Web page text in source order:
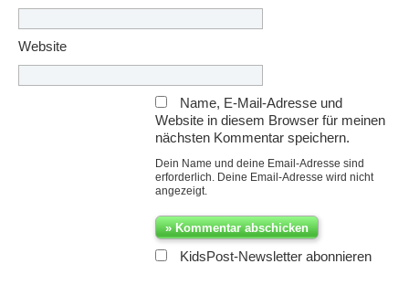
Website
Name, E-Mail-Adresse und
Website in diesem Browser für meinen
nächsten Kommentar speichern.
Dein Name und deine Email-Adresse sind
erforderlich. Deine Email-Adresse wird nicht
angezeigt.
KidsPost-Newsletter abonnieren